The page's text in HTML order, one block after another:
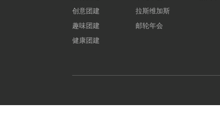
创意团建
趣味团建
健康团建
拉斯维加斯
邮轮年会